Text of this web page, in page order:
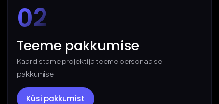
02
Teeme pakkumise
Kaardistame projekti ja teeme personaalse
pakkumise.
Küsi pakkumist